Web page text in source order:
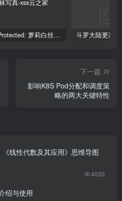
Protected: 萝莉白丝—丝袜写真
下一篇
影响K8S Pod分配和调度策
略的两大关键特性
线性代数及其应用》思维导图
4030
绍与使用